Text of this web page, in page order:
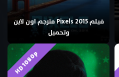
فيلم Pixels 2015 مترجم اون لاين
وتحميل
HD 1080p